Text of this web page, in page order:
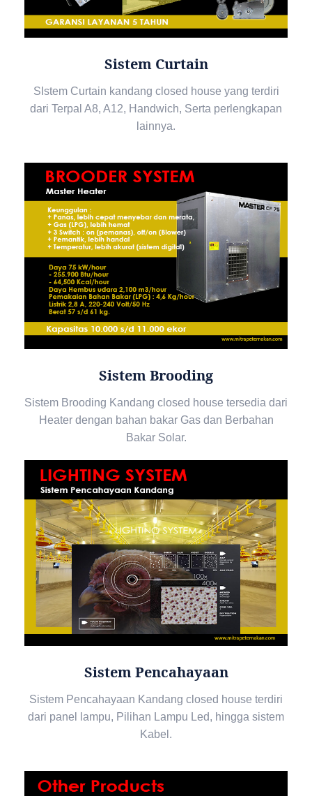
Sistem Curtain
SIstem Curtain kandang closed house yang terdiri
dari Terpal A8, A12, Handwich, Serta perlengkapan
lainnya.
Sistem Brooding
Sistem Brooding Kandang closed house tersedia dari
Heater dengan bahan bakar Gas dan Berbahan
Bakar Solar.
Sistem Pencahayaan
Sistem Pencahayaan Kandang closed house terdiri
dari panel lampu, Pilihan Lampu Led, hingga sistem
Kabel.